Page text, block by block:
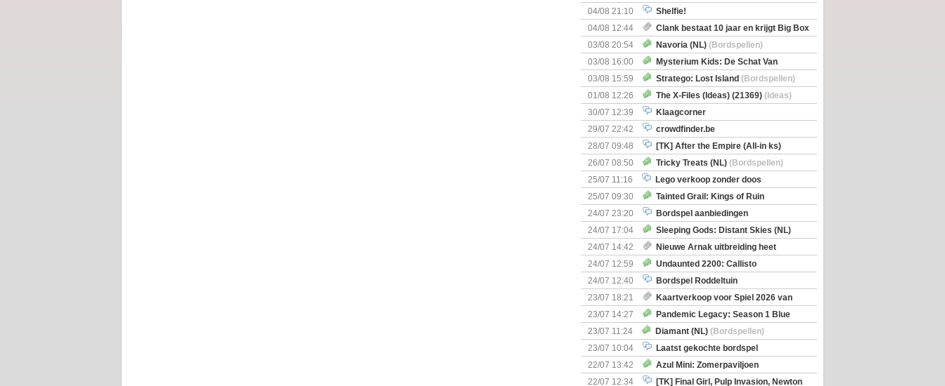
Prijsverlagingen, Imperium Horizons, 20 Strong
04/08 21:10
Shelfie!
04/08 12:44
Clank bestaat 10 jaar en krijgt Big Box
+ nieuwe uitbreiding
03/08 20:54 Navoria (NL) (Bordspellen)
03/08 16:00
Mysterium Kids: De Schat Van
Kapitein Boe
(Bordspellen)
03/08 15:59 Stratego: Lost Island (Bordspellen)
01/08 12:26
The X-Files (Ideas) (21369) (Ideas)
30/07 12:39
Klaagcorner
29/07 22:42
crowdfinder.be
28/07 09:48
[TK] After the Empire (All-in ks)
26/07 08:50
Tricky Treats (NL) (Bordspellen)
25/07 11:16
Lego verkoop zonder doos
25/07 09:30
Tainted Grail: Kings of Ruin
Uitbreiding: Wyrd Encounters(Bordspellen)
24/07 23:20
Bordspel aanbiedingen
24/07 17:04
Sleeping Gods: Distant Skies (NL)
(Bordspellen)
24/07 14:42
Nieuwe Arnak uitbreiding heet
Surprise Shipments
24/07 12:59
Undaunted 2200: Callisto
(Bordspellen)
24/07 12:40
Bordspel Roddeltuin
23/07 18:21
Kaartverkoop voor Spiel 2026 van
start
23/07 14:27
Pandemic Legacy: Season 1 Blue
(Bordspellen)
23/07 11:24 Diamant (NL) (Bordspellen)
23/07 10:04
Laatst gekochte bordspel
22/07 13:42
Azul Mini: Zomerpaviljoen
(Bordspellen)
22/07 12:34 [TK] Final Girl, Pulp Invasion, Newton